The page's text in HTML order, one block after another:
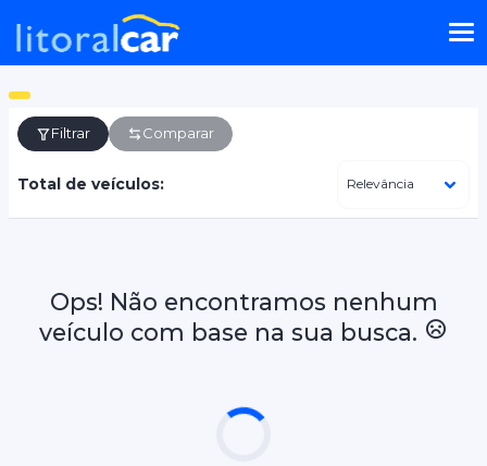
Filtrar Comparar
Total de veículos:
Ops! Não encontramos nenhum
veículo com base na sua busca.